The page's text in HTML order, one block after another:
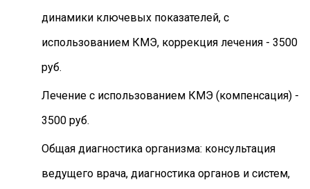
динамики ключевых показателей, с
использованием КМЭ, коррекция лечения - 3500
руб.
Лечение с использованием КМЭ (компенсация) -
3500 руб.
Общая диагностика организма: консультация
ведущего врача, диагностика органов и систем,